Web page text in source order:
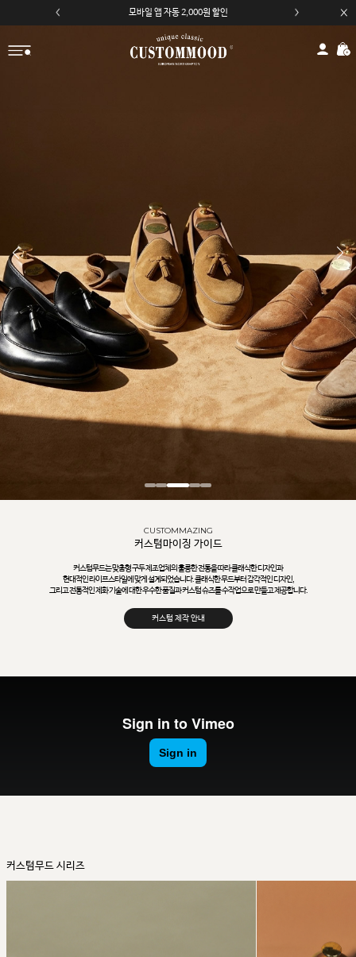
카카오채널 친구 추가 5,000원 쿠폰 할인
모바일 앱 자동 2,000원 할인
CUSTOMMAZING
커스텀마이징 가이드
커스텀무드는 맞춤형 구두 제조업체의 훌륭한 전통을 따라 클래식한 디자인과
현대적인 라이프스타일에 맞게 설계되었습니다. 클래식한 무드부터 감각적인 디자인,
그리고 전통적인 제화 기술에 대한 우수한 품질과 커스텀 슈즈를 수작업으로 만들고 제공합니다.
커스텀 제작 안내
커스텀무드 시리즈